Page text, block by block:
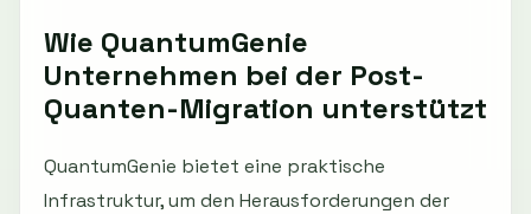
Wie QuantumGenie
Unternehmen bei der Post-
Quanten-Migration unterstützt
QuantumGenie bietet eine praktische
Infrastruktur, um den Herausforderungen der